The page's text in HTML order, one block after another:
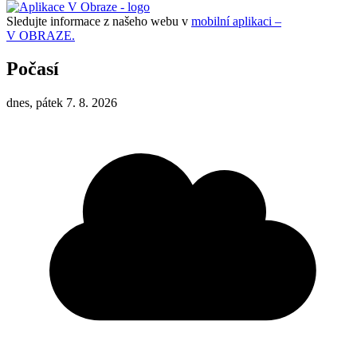
Sledujte informace z našeho webu v mobilní aplikaci –
V OBRAZE.
Počasí
dnes, pátek 7. 8. 2026